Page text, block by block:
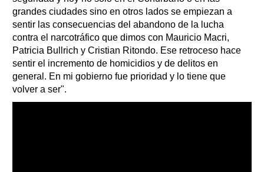
grandes ciudades sino en otros lados se empiezan a
sentir las consecuencias del abandono de la lucha
contra el narcotráfico que dimos con Mauricio Macri,
Patricia Bullrich y Cristian Ritondo. Ese retroceso hace
sentir el incremento de homicidios y de delitos en
general. En mi gobierno fue prioridad y lo tiene que
volver a ser".